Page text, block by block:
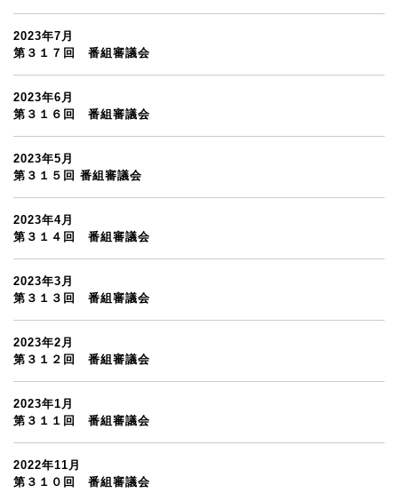
2023年7月
第３１７回 番組審議会
2023年6月
第３１６回 番組審議会
2023年5月
第３１５回 番組審議会
2023年4月
第３１４回 番組審議会
2023年3月
第３１３回 番組審議会
2023年2月
第３１２回 番組審議会
2023年1月
第３１１回 番組審議会
2022年11月
第３１０回 番組審議会